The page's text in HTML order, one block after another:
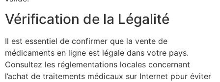
Vérification de la Légalité
Il est essentiel de confirmer que la vente de
médicaments en ligne est légale dans votre pays.
Consultez les réglementations locales concernant
l’achat de traitements médicaux sur Internet pour éviter